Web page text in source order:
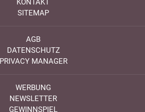
KONTAKT
SITEMAP
AGB
DATENSCHUTZ
PRIVACY MANAGER
WERBUNG
NEWSLETTER
GEWINNSPIEL